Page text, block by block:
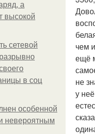
а
высокой
сетевой
в соц
особенной
невероятным
чем
ещё
не
у